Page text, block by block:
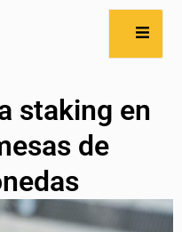
staking en
de